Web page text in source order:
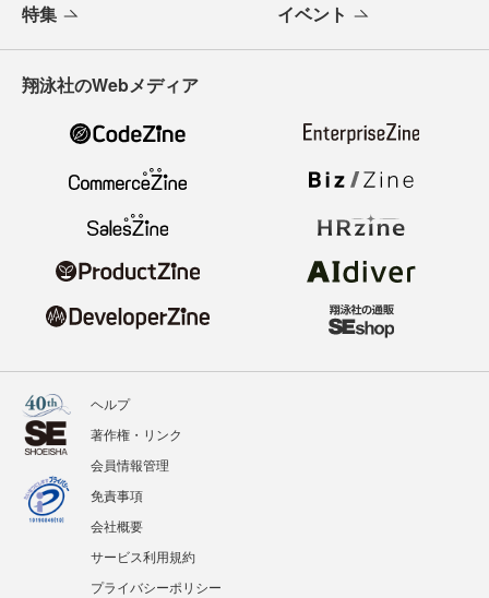
特集 イベント
翔泳社のWebメディア
ヘルプ
著作権・リンク
会員情報管理
免責事項
会社概要
サービス利用規約
プライバシーポリシー